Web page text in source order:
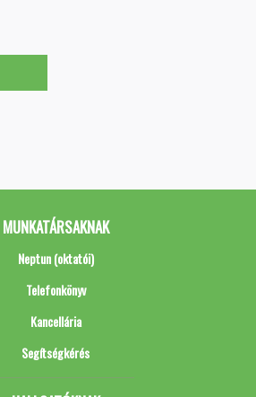
MUNKATÁRSAKNAK
Neptun (oktatói)
Telefonkönyv
Kancellária
Segítségkérés